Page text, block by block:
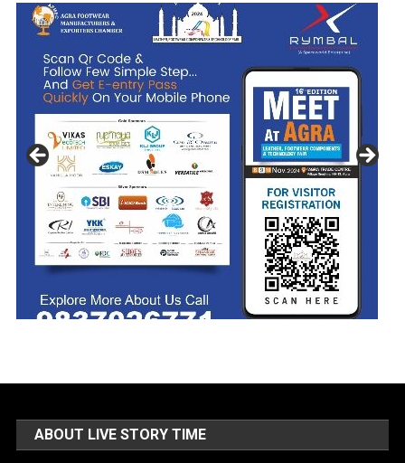
ABOUT LIVE STORY TIME